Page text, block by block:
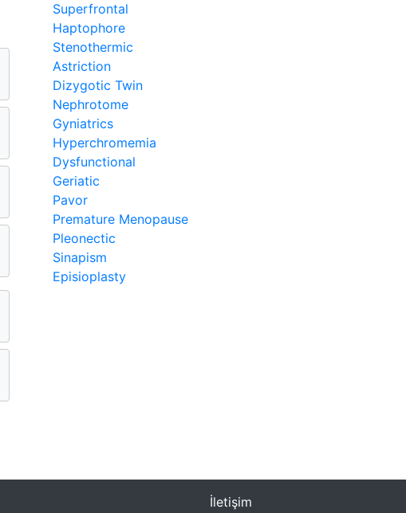
Superfrontal
Haptophore
Stenothermic
Astriction
Dizygotic Twin
Nephrotome
Gyniatrics
Hyperchromemia
Dysfunctional
Geriatic
Pavor
Premature Menopause
Pleonectic
Sinapism
Episioplasty
İletişim